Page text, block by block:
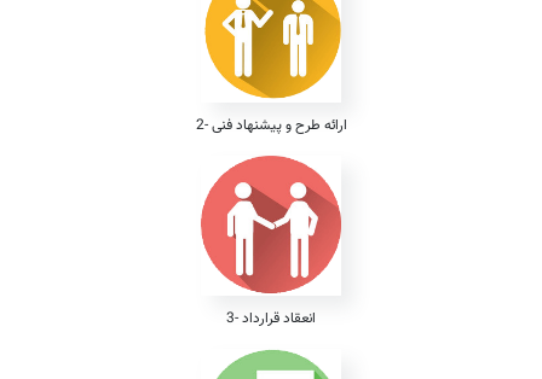
2- ارائه طرح و پیشنهاد فنی
3- انعقاد قرارداد